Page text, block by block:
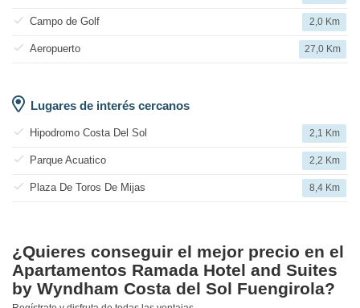
Campo de Golf 2,0 Km
Aeropuerto 27,0 Km
Lugares de interés cercanos
Hipodromo Costa Del Sol 2,1 Km
Parque Acuatico 2,2 Km
Plaza De Toros De Mijas 8,4 Km
¿Quieres conseguir el mejor precio en el
Apartamentos Ramada Hotel and Suites
by Wyndham Costa del Sol Fuengirola?